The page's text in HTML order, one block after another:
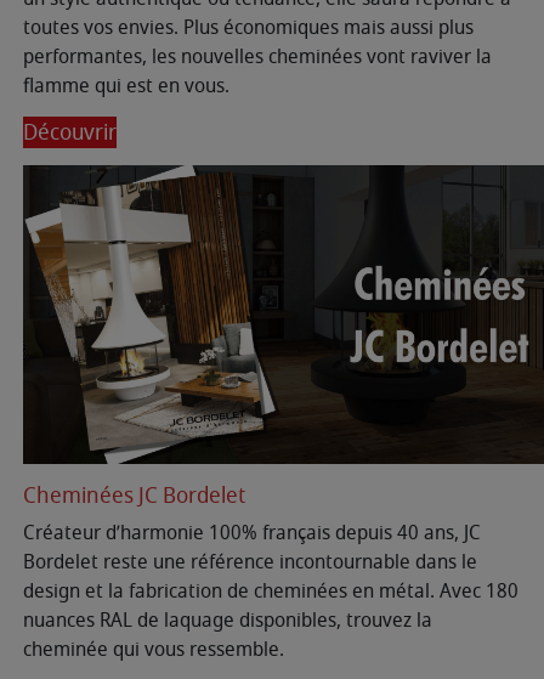
toutes vos envies. Plus économiques mais aussi plus
performantes, les nouvelles cheminées vont raviver la
flamme qui est en vous.
Découvrir
Cheminées JC Bordelet
Créateur d’harmonie 100% français depuis 40 ans, JC
Bordelet reste une référence incontournable dans le
design et la fabrication de cheminées en métal. Avec 180
nuances RAL de laquage disponibles, trouvez la
cheminée qui vous ressemble.